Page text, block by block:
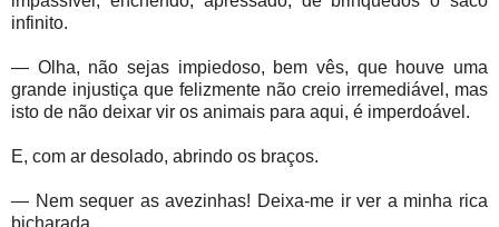
infinito.
— Olha, não sejas impiedoso, bem vês, que houve uma
grande injustiça que felizmente não creio irremediável, mas
isto de não deixar vir os animais para aqui, é imperdoável.
E, com ar desolado, abrindo os braços.
— Nem sequer as avezinhas! Deixa-me ir ver a minha rica
bicharada...